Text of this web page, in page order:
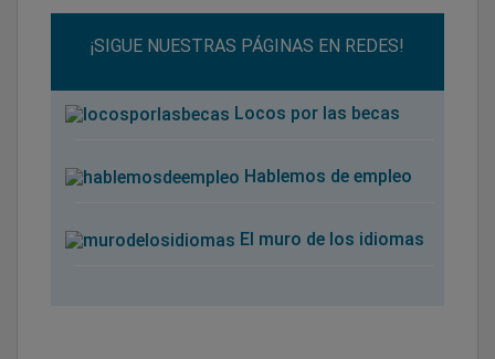
¡SIGUE NUESTRAS PÁGINAS EN REDES!
Locos por las becas
Hablemos de empleo
El muro de los idiomas